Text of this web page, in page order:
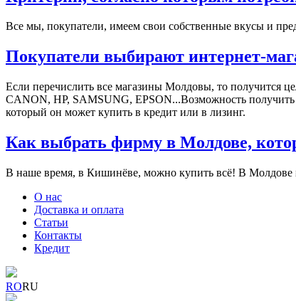
Все мы, покупатели, имеем свои собственные вкусы и
Покупатели выбирают интернет-
Если перечислить все магазины Молдовы, то получится
СANON, HP, SAMSUNG, EPSON...Возможность получить
который он может купить в кредит или в лизинг.
Как выбрать фирму в Молдове,
В наше время, в Кишинёве, можно купить всё! В Молдове
О нас
Доставка и оплата
Статьи
Контакты
Кредит
RORU